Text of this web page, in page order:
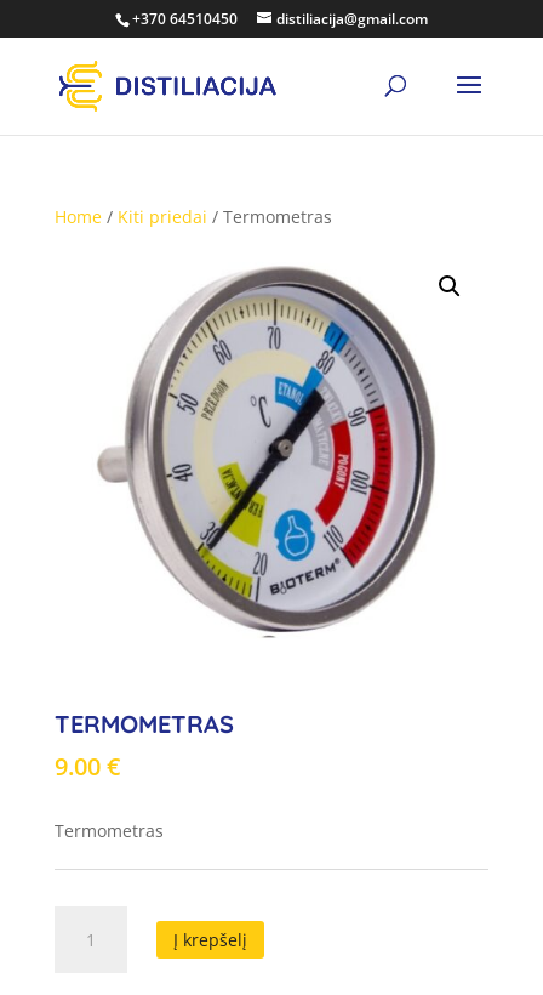
+370 64510450 distiliacija@gmail.com
Home/ Kiti priedai / Termometras
TERMOMETRAS
9.00€
Termometras
kiekis:
Į krepšelį